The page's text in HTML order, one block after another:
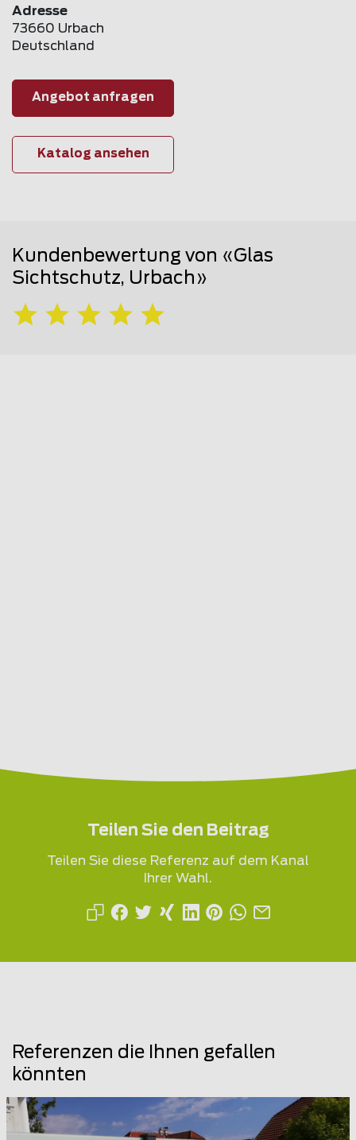
Adresse
73660 Urbach
Deutschland
Angebot anfragen
Katalog ansehen
Kundenbewertung von «Glas
Sichtschutz, Urbach»
Teilen Sie den Beitrag
Teilen Sie diese Referenz auf dem Kanal
Ihrer Wahl.
Referenzen die Ihnen gefallen
könnten